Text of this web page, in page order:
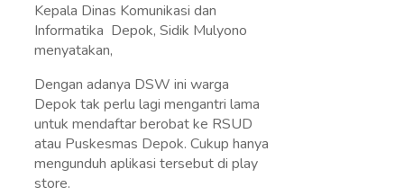
Kepala Dinas Komunikasi dan
Informatika Depok, Sidik Mulyono
menyatakan,
Dengan adanya DSW ini warga
Depok tak perlu lagi mengantri lama
untuk mendaftar berobat ke RSUD
atau Puskesmas Depok. Cukup hanya
mengunduh aplikasi tersebut di play
store.